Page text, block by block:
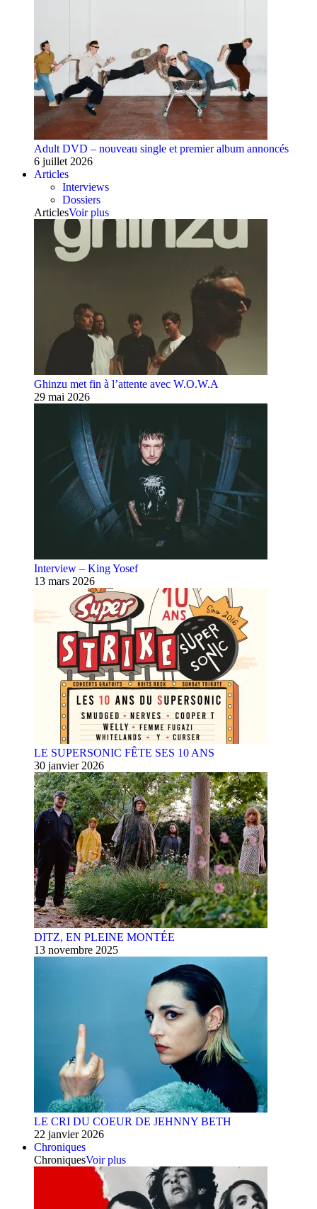
Adult DVD – nouveau single et premier album annoncés
6 juillet 2026
Articles
Interviews
Dossiers
ArticlesVoir plus
Ghinzu met fin à l’attente avec W.O.W.A
29 mai 2026
Interview – King Yosef
13 mars 2026
LE SUPERSONIC FÊTE SES 10 ANS
30 janvier 2026
DITZ, EN PLEINE MONTÉE
13 novembre 2025
LE CRI DU COEUR DE JEHNNY BETH
22 janvier 2026
Chroniques
ChroniquesVoir plus